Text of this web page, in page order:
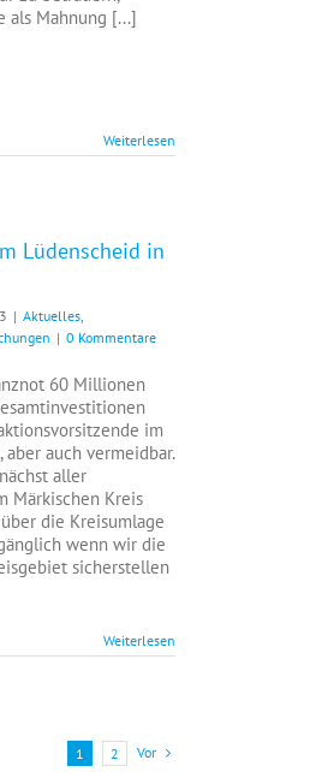
als Mahnung [...]
Weiterlesen
Lüdenscheid in
| Aktuelles,
| 0 Kommentare
60 Millionen
im
aber auch vermeidbar.
aller
Märkischen Kreis
die Kreisumlage
wenn wir die
sicherstellen
Weiterlesen
1 2 Vor